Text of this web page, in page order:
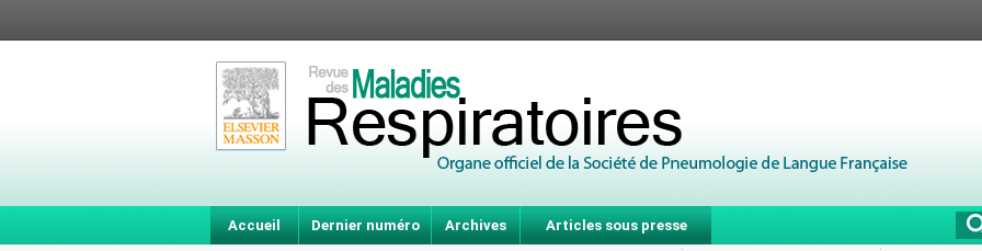
Accueil Dernier numéro Archives Articles sous presse